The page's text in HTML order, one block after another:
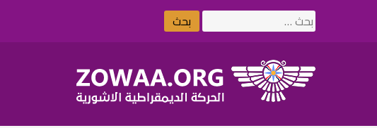
البحث
عن: